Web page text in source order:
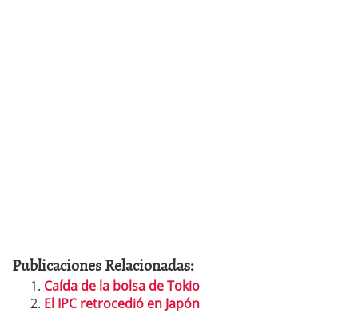
Publicaciones Relacionadas:
Caída de la bolsa de Tokio
El IPC retrocedió en Japón